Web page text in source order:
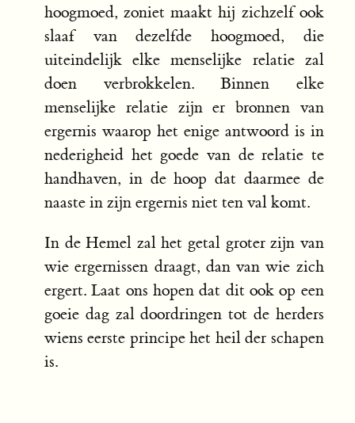
hoogmoed, zoniet maakt hij zichzelf ook
slaaf van dezelfde hoogmoed, die
uiteindelijk elke menselijke relatie zal
doen verbrokkelen. Binnen elke
menselijke relatie zijn er bronnen van
ergernis waarop het enige antwoord is in
nederigheid het goede van de relatie te
handhaven, in de hoop dat daarmee de
naaste in zijn ergernis niet ten val komt.
In de Hemel zal het getal groter zijn van
wie ergernissen draagt, dan van wie zich
ergert. Laat ons hopen dat dit ook op een
goeie dag zal doordringen tot de herders
wiens eerste principe het heil der schapen
is.